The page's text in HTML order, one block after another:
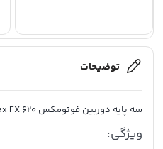
توضیحات
سه پایه دوربین فوتومکس Fotomax FX 620
ویژگی: